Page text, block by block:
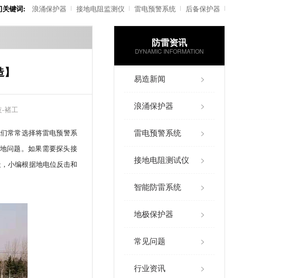
关键词: 浪涌保护器 接地电阻监测仪 雷电预警系统 后备保护器
雷电记录仪 智能防雷系统
褚工
常常选择将雷电预警系
问题。如果需要探头接
小编根据地电位反击和
防雷资讯
DYNAMIC INFORMATION
易造新闻 >
浪涌保护器 >
雷电预警系统 >
接地电阻测试仪 >
智能防雷系统 >
地极保护器 >
常见问题 >
行业资讯 >